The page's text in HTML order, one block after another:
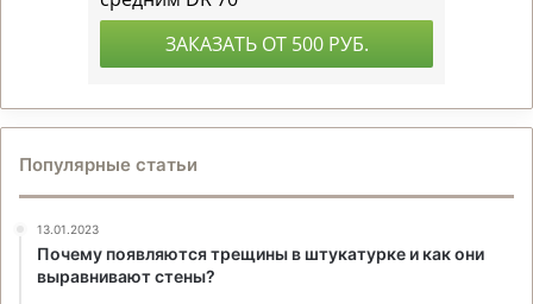
Популярные статьи
13.01.2023
Почему появляются трещины в штукатурке и как они
выравнивают стены?